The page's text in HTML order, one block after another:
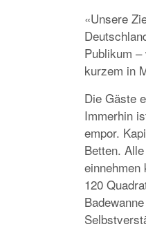
«Unsere
Publikum
kurzem in
Die Gäste
Immerhin
empor.
Betten.
120